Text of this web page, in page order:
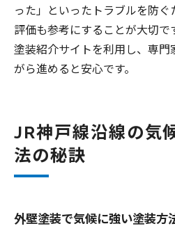
った」といったトラブルを防ぐ
評価も参考にすることが大切で
塗装紹介サイトを利用し、専門
がら進めると安心です。
JR神戸線沿線の気
法の秘訣
外壁塗装で気候に強い塗装方